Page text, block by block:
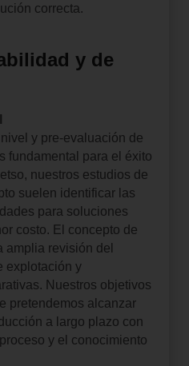
correcta.
y de
y pre-evaluación de
fundamental para el éxito
nuestros estudios de
suelen identificar las
para soluciones
costo. El concepto de
amplia revisión del
explotación y
Nuestros objetivos
pretendemos alcanzar
a largo plazo con
y el conocimiento